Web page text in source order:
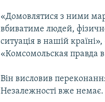
«Домовлятися з ними
вбиватиме людей,
ситуація в нашій країні»,
«Комсомольская правда
Він висловив
Незалежності вже немає.